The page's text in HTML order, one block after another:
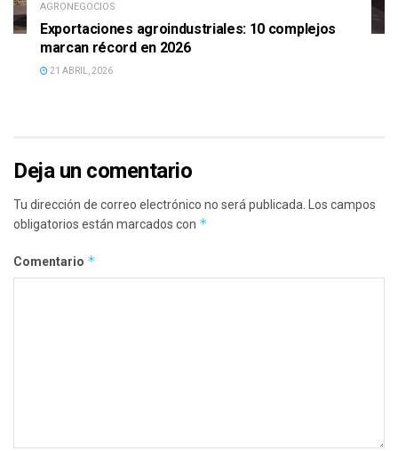
AGRONEGOCIOS
Exportaciones agroindustriales: 10 complejos
marcan récord en 2026
21 ABRIL, 2026
Deja un comentario
Tu dirección de correo electrónico no será publicada. Los campos
obligatorios están marcados con *
Comentario *